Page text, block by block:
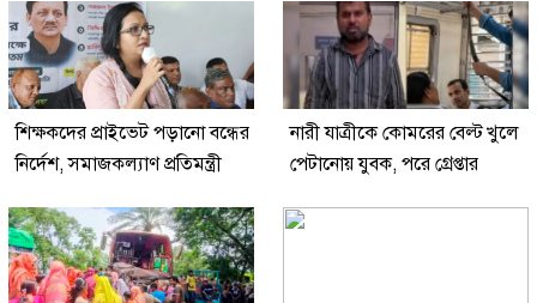
শিক্ষকদের প্রাইভেট পড়ানো বন্ধের
নির্দেশ, সমাজকল্যাণ প্রতিমন্ত্রী
নারী যাত্রীকে কোমরের বেল্ট খুলে
পেটানোয় যুবক, পরে গ্রেপ্তার